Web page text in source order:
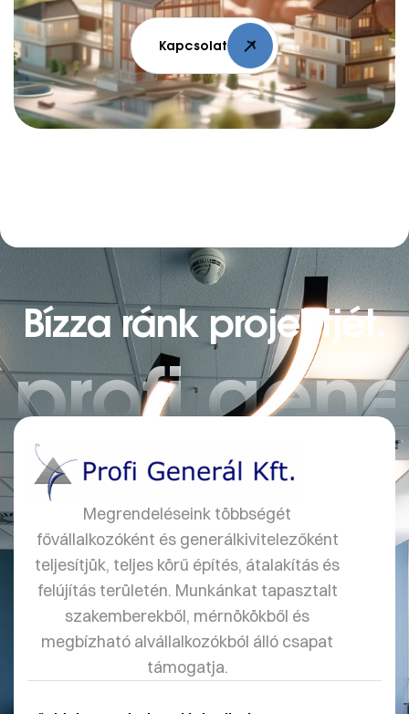
Kapcsolat
Bízza ránk projektjét.
profi
Megrendeléseink többségét
fővállalkozóként és generálkivitelezőként
teljesítjük, teljes körű építés, átalakítás és
felújítás területén. Munkánkat tapasztalt
szakemberekből, mérnökökből és
megbízható alvállalkozókból álló csapat
támogatja.